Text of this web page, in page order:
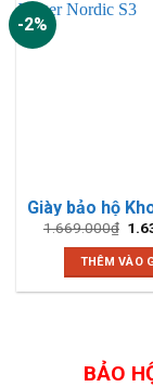
-2%
1.669.000₫ Giá
là:
THÊM VÀO
Thương hiệuBẢO